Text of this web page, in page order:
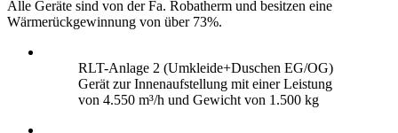
Alle Geräte sind von der Fa. Robatherm und besitzen eine
Wärmerückgewinnung von über 73%.
RLT-Anlage 2 (Umkleide+Duschen EG/OG)
Gerät zur Innenaufstellung mit einer Leistung
von 4.550 m³/h und Gewicht von 1.500 kg